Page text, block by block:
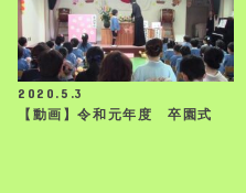
2020.5.3
【動画】令和元年度 卒園式